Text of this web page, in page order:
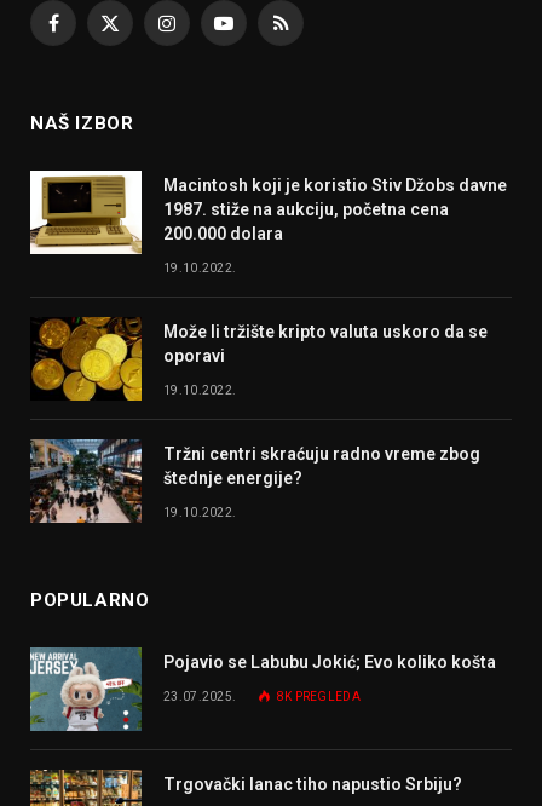
Facebook
X
InstagramYouTubeRSS
NAŠ IZBOR
Macintosh koji je koristio Stiv Džobs davne
1987. stiže na aukciju, početna cena
200.000 dolara
19.10.2022.
Može li tržište kripto valuta uskoro da se
oporavi
19.10.2022.
Tržni centri skraćuju radno vreme zbog
štednje energije?
19.10.2022.
POPULARNO
Pojavio se Labubu Jokić; Evo koliko košta
23.07.2025. 8K PREGLEDA
Trgovački lanac tiho napustio Srbiju?